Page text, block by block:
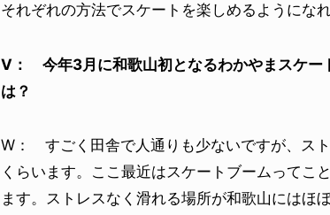
それぞれの方法でスケートを楽しめるようにな
V： 今年3月に和歌山初となるわかやまスケー
は？
W： すごく田舎で人通りも少ないですが、ス
くらいます。ここ最近はスケートブームってこ
ます。ストレスなく滑れる場所が和歌山にはほ